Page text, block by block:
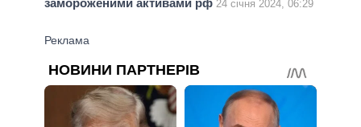
замороженими активами рф 24 січня 2024, 06:29